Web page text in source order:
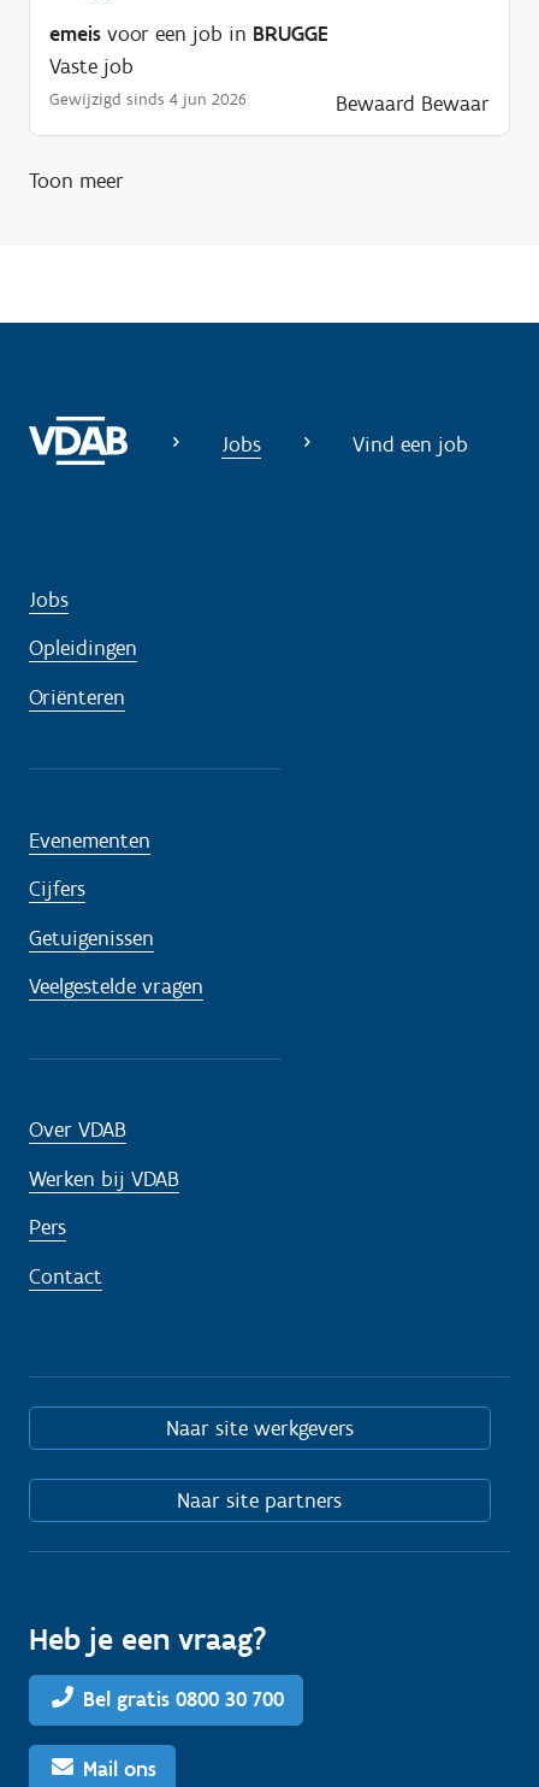
emeis voor een job in BRUGGE
Vaste job
Gewijzigd sinds 4 jun 2026 Bewaard Bewaar
Toon meer
Jobs Vind een job
Jobs
Opleidingen
Oriënteren
Evenementen
Cijfers
Getuigenissen
Veelgestelde vragen
Over VDAB
Werken bij VDAB
Pers
Contact
Naar site werkgevers
Naar site partners
Heb je een vraag?
Bel gratis 0800 30 700
Mail ons